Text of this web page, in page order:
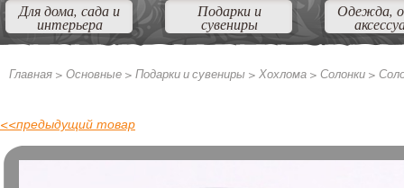
Для дома, сада и
интерьера
Подарки и
сувениры
Одежда,
Главная > Основные > Подарки и сувениры > Хохлома > Солонки >
<<предыдущий товар